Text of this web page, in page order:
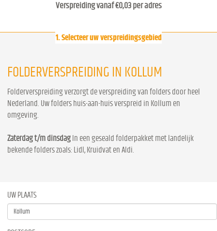
Verspreiding vanaf €0,03 per adres
1. Selecteer uw verspreidingsgebied
FOLDERVERSPREIDING IN KOLLUM
Folderverspreiding verzorgt de verspreiding van folders door heel
Nederland. Uw folders huis-aan-huis verspreid in Kollum en
omgeving.
Zaterdag t/m dinsdag In een geseald folderpakket met landelijk
bekende folders zoals: Lidl, Kruidvat en Aldi.
UW PLAATS